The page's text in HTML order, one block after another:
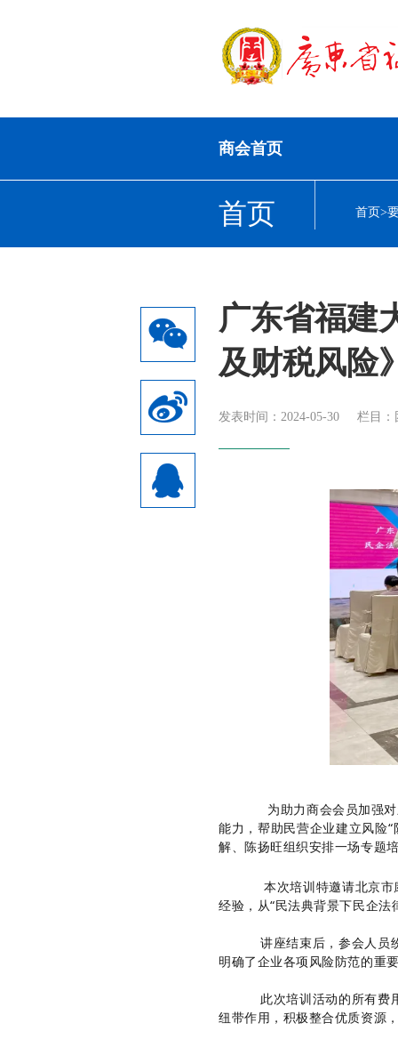
商会首页
首页 首页>
广东省福建
及财税风险
发表时间：2024-05-30 栏目：
为助力商会会员加强对
能力，帮助民营企业建立风险
解、陈扬旺组织安排一场专题
本次培训特邀请北京市
经验，从“民法典背景下民企法
讲座结束后，参会人员
明确了企业各项风险防范的重
此次培训活动的所有费
纽带作用，积极整合优质资源